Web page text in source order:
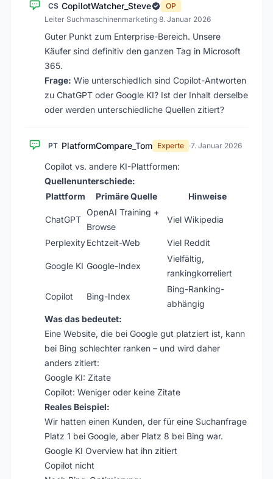
CS CopilotWatcher_Steve
OP
Leiter Suchmaschinenmarketing·8. Januar 2026
Guter Punkt zum Enterprise-Bereich. Unsere
Käufer sind definitiv den ganzen Tag in Microsoft
365.
Frage: Wie unterschiedlich sind Copilot-Antworten
zu ChatGPT oder Google KI? Ist der Inhalt derselbe
oder werden unterschiedliche Quellen zitiert?
PT PlatformCompare_Tom Experte ·7. Januar 2026
Copilot vs. andere KI-Plattformen:
Quellenunterschiede:
Plattform
Primäre Quelle Hinweise
ChatGPT
OpenAI Training +
Browse
Viel Wikipedia
PerplexityEchtzeit-Web Viel Reddit
Google KI Google-Index
Vielfältig,
rankingkorreliert
Copilot Bing-Index
Bing-Ranking-
abhängig
Was das bedeutet:
Eine Website, die bei Google gut platziert ist, kann
bei Bing schlechter ranken – und wird daher
anders zitiert:
Google KI: Zitate
Copilot: Weniger oder keine Zitate
Reales Beispiel:
Wir hatten einen Kunden, der für eine Suchanfrage
Platz 1 bei Google, aber Platz 8 bei Bing war.
Google KI Overview hat ihn zitiert
Copilot nicht